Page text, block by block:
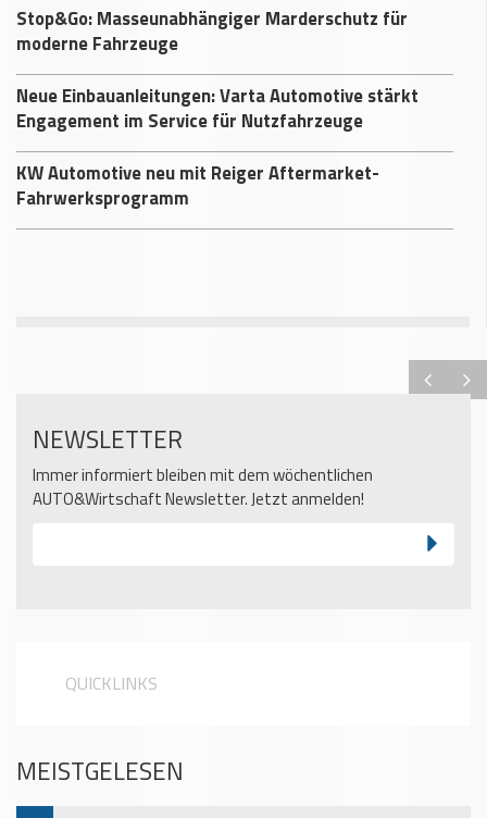
Stop&Go: Masseunabhängiger Marderschutz für
moderne Fahrzeuge
Neue Einbauanleitungen: Varta Automotive stärkt
Engagement im Service für Nutzfahrzeuge
KW Automotive neu mit Reiger Aftermarket-
Fahrwerksprogramm
NEWSLETTER
Immer informiert bleiben mit dem wöchentlichen
AUTO&Wirtschaft Newsletter. Jetzt anmelden!
QUICKLINKS
MEISTGELESEN